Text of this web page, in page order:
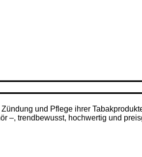
und Pflege ihrer
–, trendbewusst, hochwertig und